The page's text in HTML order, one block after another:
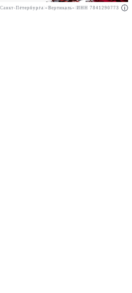
Реклама АО"Право.ру" ИНН: 7708095468
Петербурга «Вертикаль» ИНН 7841290773